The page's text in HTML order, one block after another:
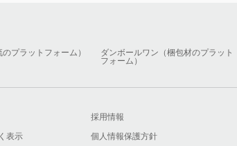
プラットフォーム）
ダンボールワン（梱包材のプラット
フォーム）
採用情報
表示
個人情報保護方針